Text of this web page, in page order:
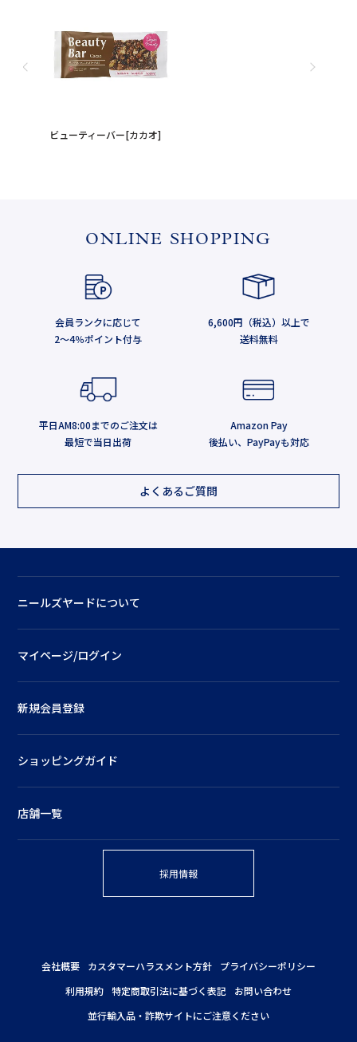
ビューティーバー[カカオ]
ONLINE SHOPPING
会員ランクに応じて
2～4％ポイント付与
6,600円（税込）以上で
送料無料
平日AM8:00までのご注文は
最短で当日出荷
Amazon Pay
後払い、PayPayも対応
よくあるご質問
ニールズヤードについて
マイページ/ログイン
新規会員登録
ショッピングガイド
店舗一覧
採用情報
会社概要 カスタマーハラスメント方針
プライバシーポリシー
利用規約 特定商取引法に基づく表記
お問い合わせ
並行輸入品・詐欺サイトにご注意ください